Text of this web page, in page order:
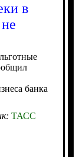
в
банка
ТАСС